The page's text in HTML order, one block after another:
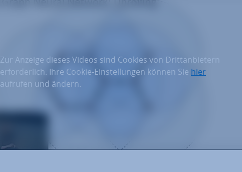
Zur Anzeige dieses Videos sind Cookies von Drittanbietern
erforderlich. Ihre Cookie-Einstellungen können Sie hier
aufrufen und ändern.